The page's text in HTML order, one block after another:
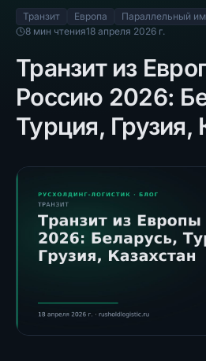
Транзит Европа Параллельный
8 мин чтения18 апреля 2026 г.
Транзит из
Россию 2026:
Турция, Грузия,